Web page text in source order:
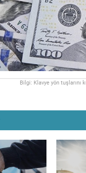
Bilgi: Klavye yön